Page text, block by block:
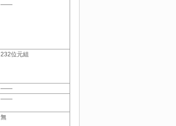
――
232位元組
――
――
無